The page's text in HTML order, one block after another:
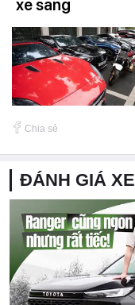
xe sang
Chia sẻ
ĐÁNH GIÁ XE